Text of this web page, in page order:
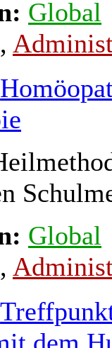
Global
,
Global
,